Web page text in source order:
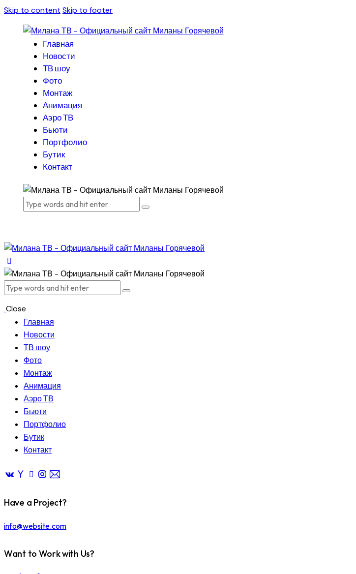
Skip to content Skip to footer
Главная
Новости
ТВ шоу
Фото
Монтаж
Анимация
Аэро ТВ
Бьюти
Портфолио
Бутик
Контакт
Close
Главная
Новости
ТВ шоу
Фото
Монтаж
Анимация
Аэро ТВ
Бьюти
Портфолио
Бутик
Контакт
Have a Project?
info@website.com
Want to Work with Us?